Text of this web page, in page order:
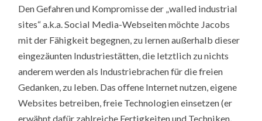
Den Gefahren und Kompromisse der „walled industrial
sites“ a.k.a. Social Media-Webseiten möchte Jacobs
mit der Fähigkeit begegnen, zu lernen außerhalb dieser
eingezäunten Industriestätten, die letztlich zu nichts
anderem werden als Industriebrachen für die freien
Gedanken, zu leben. Das offene Internet nutzen, eigene
Websites betreiben, freie Technologien einsetzen (er
erwähnt dafür zahlreiche Fertigkeiten und Techniken,